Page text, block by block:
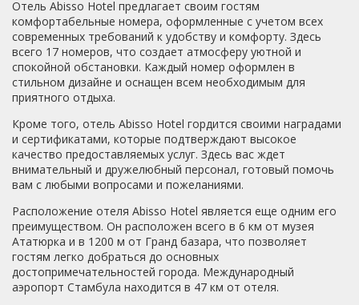
полотенца. Завтрак обычный для Турции: вареное яйцо,
огурцы, помидоры, сыр, колбаса, джемы, чай, кофе (в
свободном доступе весь день), хлеб. Это все. Завтрак
накрывают на террасе на самом последнем 4 этаже.
Туда ведет крутая винтовая лестница, но в том районе
Стамбула, почти все дома такие. К этому просто надо
быть готовым.Персонал старается. Все просьбы
цена соответствует качеству.
Отель Abisso Hotel предлагает своим гостям
комфортабельные номера, оформленные с учетом всех
современных требований к удобству и комфорту. Здесь
всего 17 номеров, что создает атмосферу уютной и
спокойной обстановки. Каждый номер оформлен в
стильном дизайне и оснащен всем необходимым для
приятного отдыха.
Кроме того, отель Abisso Hotel гордится своими наградами
и сертификатами, которые подтверждают высокое
качество предоставляемых услуг. Здесь вас ждет
внимательный и дружелюбный персонал, готовый помочь
вам с любыми вопросами и пожеланиями.
Расположение отеля Abisso Hotel является еще одним его
преимуществом. Он расположен всего в 6 км от музея
Ататюрка и в 1200 м от Гранд базара, что позволяет
гостям легко добраться до основных
достопримечательностей города. Международный
аэропорт Стамбула находится в 47 км от отеля.